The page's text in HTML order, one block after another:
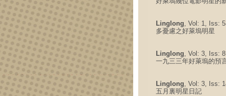
Linglong, Vol: 1, Iss:
多憂慮之好萊塢明星
Linglong, Vol: 3, Iss:
一九三三年好萊塢的預
Linglong, Vol: 3, Iss:
五月裏明星日記